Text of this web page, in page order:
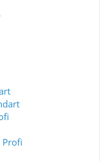
Profi